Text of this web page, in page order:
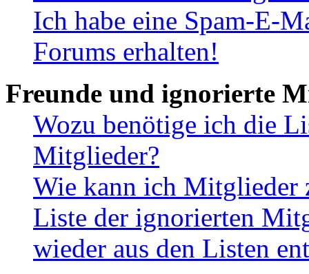
Ich habe eine Spam-E-
Forums erhalten!
Freunde und ignorierte
Wozu benötige ich die
Mitglieder?
Wie kann ich Mitglieder
Liste der ignorierten
wieder aus den Listen